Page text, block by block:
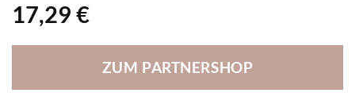
17,29 €
ZUM PARTNERSHOP